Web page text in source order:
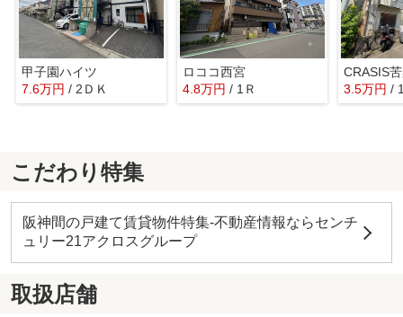
甲子園ハイツ
7.6万円 / 2ＤＫ
ロココ西宮
4.8万円/ 1Ｒ
CRASIS
3.5万円/
こだわり特集
阪神間の戸建て賃貸物件特集-不動産情報ならセンチ
ュリー21アクロスグループ
取扱店舗